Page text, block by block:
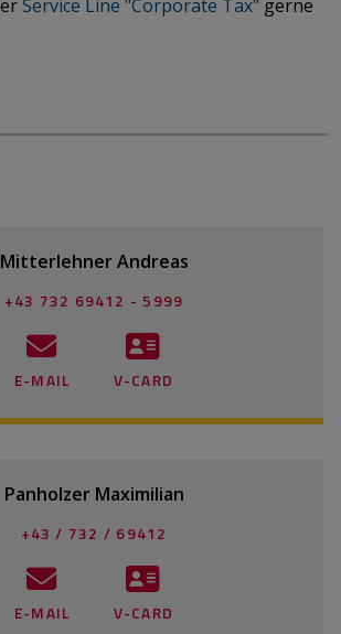
Service Line "Corporate Tax" gerne
Mitterlehner Andreas
+43 732 69412 - 5999
E-MAIL V-CARD
Panholzer Maximilian
+43 / 732 / 69412
E-MAIL V-CARD